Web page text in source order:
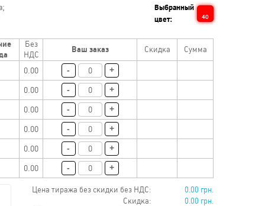
uah
uah
427 uah
Выбранный
цвет:
40
Без
НДС
Ваш заказ Скидка Сумма
0.00 - +
0.00 - +
0.00 - +
0.00 - +
0.00 - +
0.00 - +
Цена тиража без скидки без НДС:
0.00 грн.
Скидка:
0.00 грн.